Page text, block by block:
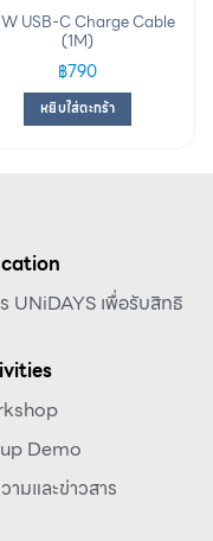
USB-C Charge Cable
(1M)
฿790
หยิบใส่ตะกร้า
UNiDAYS เพื่อรับสิทธิ
Demo
ามและข่าวสาร